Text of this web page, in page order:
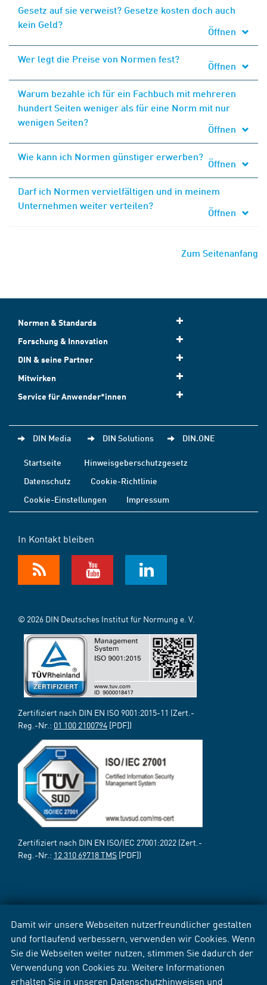
Damit wir unsere Webseiten nutzerfreundlicher gestalten
und fortlaufend verbessern, verwenden wir Cookies. Wenn
Sie die Webseiten weiter nutzen, stimmen Sie dadurch der
Verwendung von Cookies zu. Weitere Informationen
erhalten Sie in unseren Datenschutzhinweisen und
Gesetz auf sie verweist? Gesetze kosten doch auch
kein Geld?
Öffnen
Wer legt die Preise von Normen fest?
Öffnen
Warum bezahle ich für ein Fachbuch mit mehreren
hundert Seiten weniger als für eine Norm mit nur
wenigen Seiten?
Öffnen
Wie kann ich Normen günstiger erwerben?
Öffnen
Darf ich Normen vervielfältigen und in meinem
Unternehmen weiter verteilen?
Öffnen
Zum Seitenanfang
Normen & Standards
Forschung & Innovation
DIN & seine Partner
Mitwirken
Service für Anwender*innen
DIN Media DIN Solutions DIN.ONE
Startseite
Hinweisgeberschutzgesetz
Datenschutz
Cookie-Richtlinie
Cookie-Einstellungen
Impressum
In Kontakt bleiben
© 2026 DIN Deutsches Institut für Normung e. V.
Zertifiziert nach DIN EN ISO 9001:2015-11 (Zert.-
Reg.-Nr.: 01 100 2100794 [PDF])
Zertifiziert nach DIN EN ISO/IEC 27001:2022 (Zert.-
Reg.-Nr.: 12 310 69718 TMS [PDF])